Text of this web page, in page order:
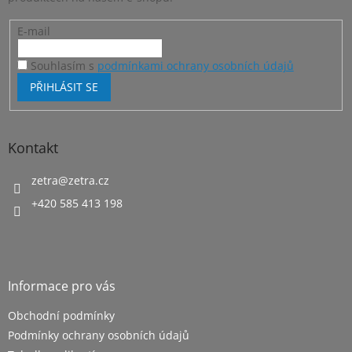
E-mail
Souhlasím s podmínkami ochrany osobních údajů
PŘIHLÁSIT SE
Kontakt
zetra@zetra.cz
+420 585 413 198
Informace pro vás
Obchodní podmínky
Podmínky ochrany osobních údajů